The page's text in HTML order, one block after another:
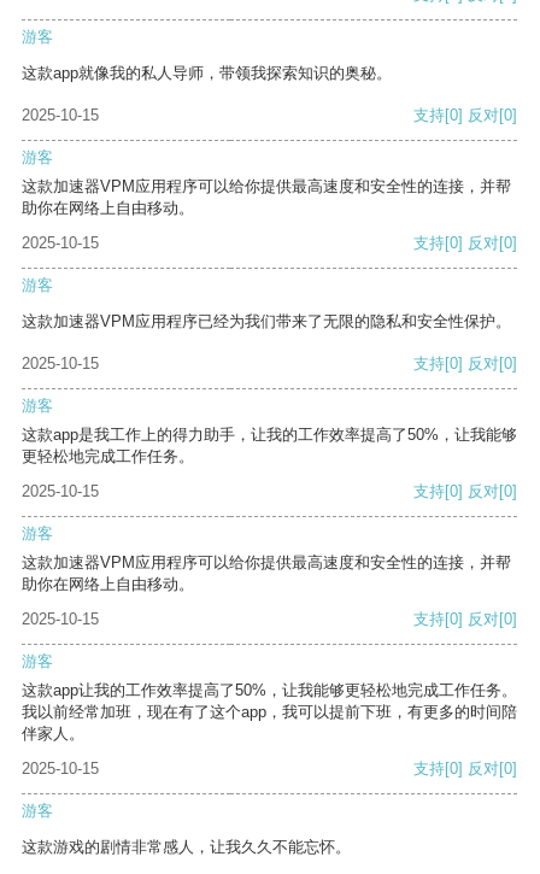
游客
这款app就像我的私人导师，带领我探索知识的奥秘。
2025-10-15 支持[0] 反对[0]
游客
这款加速器VPM应用程序可以给你提供最高速度和安全性的连接，并帮
助你在网络上自由移动。
2025-10-15
支持[0] 反对[0]
游客
这款加速器VPM应用程序已经为我们带来了无限的隐私和安全性保护。
2025-10-15 支持[0] 反对[0]
游客
这款app是我工作上的得力助手，让我的工作效率提高了50%，让我能够
更轻松地完成工作任务。
2025-10-15
支持[0] 反对[0]
游客
这款加速器VPM应用程序可以给你提供最高速度和安全性的连接，并帮
助你在网络上自由移动。
2025-10-15
支持[0] 反对[0]
游客
这款app让我的工作效率提高了50%，让我能够更轻松地完成工作任务。
我以前经常加班，现在有了这个app，我可以提前下班，有更多的时间陪
伴家人。
2025-10-15
支持[0] 反对[0]
游客
这款游戏的剧情非常感人，让我久久不能忘怀。